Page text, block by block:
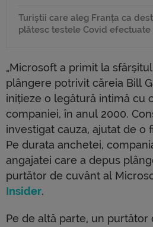
Turiștii care aleg Franța ca
plătesc testele Covid
„Microsoft a primit la
plângere potrivit căreia Bill
inițieze o legătură intimă cu
companiei, în anul 2000.
investigat cauza, ajutat de o
Pe durata anchetei,
angajatei care a depus
purtător de cuvânt al
Insider.
Pe de altă parte, un